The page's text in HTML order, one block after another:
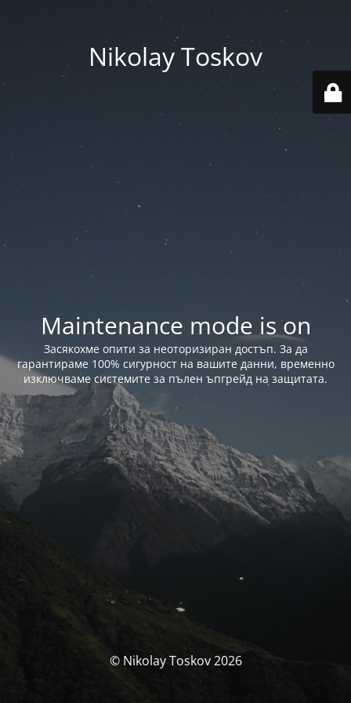
Nikolay Toskov
Maintenance mode is on
Засякохме опити за неоторизиран достъп. За да
гарантираме 100% сигурност на вашите данни, временно
изключваме системите за пълен ъпгрейд на защитата.
© Nikolay Toskov 2026